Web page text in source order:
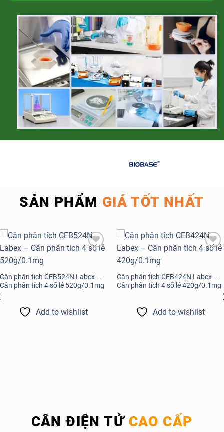
SẢN PHẨM GIÁ TỐT NHẤT
Cân phân tích CEB524N Labex –
Cân phân tích 4 số lẻ 520g/0.1mg
Add to wishlist
Cân phân tích CEB424N Labex –
Cân phân tích 4 số lẻ 420g/0.1mg
Add to wishlist
CÂN ĐIỆN TỬ CAO CẤP